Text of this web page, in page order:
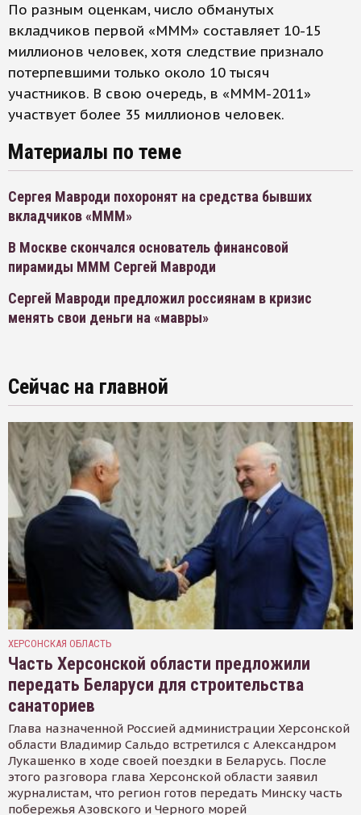
По разным оценкам, число обманутых
вкладчиков первой «МММ» составляет 10-15
миллионов человек, хотя следствие признало
потерпевшими только около 10 тысяч
участников. В свою очередь, в «МММ-2011»
участвует более 35 миллионов человек.
Материалы по теме
Сергея Мавроди похоронят на средства бывших
вкладчиков «МММ»
В Москве скончался основатель финансовой
пирамиды МММ Сергей Мавроди
Сергей Мавроди предложил россиянам в кризис
менять свои деньги на «мавры»
Сейчас на главной
ХЕРСОНСКАЯ ОБЛАСТЬ
Часть Херсонской области предложили
передать Беларуси для строительства
санаториев
Глава назначенной Россией администрации Херсонской
области Владимир Сальдо встретился с Александром
Лукашенко в ходе своей поездки в Беларусь. После
этого разговора глава Херсонской области заявил
журналистам, что регион готов передать Минску часть
побережья Азовского и Черного морей